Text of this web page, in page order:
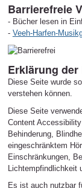
Barrierefreie
- Bücher lesen in
- Veeh-Harfen-
Erklärung
Diese Seite wurde
verstehen können.
Diese Seite
Content
Behinderung,
eingeschränktem
Einschränkungen,
Lichtempfindlichkeit
Es ist auch nutzbar